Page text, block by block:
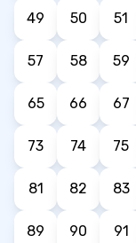
49 50 51
57 58 59
65 66 67
73 74 75
81 82 83
89 90 91